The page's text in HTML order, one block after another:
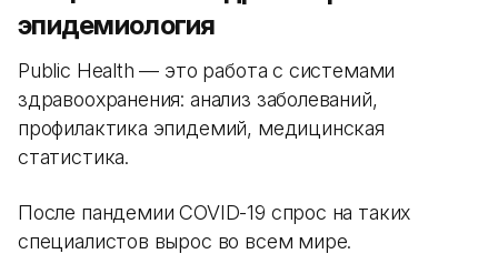
эпидемиология
Public Health — это работа с системами
здравоохранения: анализ заболеваний,
профилактика эпидемий, медицинская
статистика.
После пандемии COVID-19 спрос на таких
специалистов вырос во всем мире.